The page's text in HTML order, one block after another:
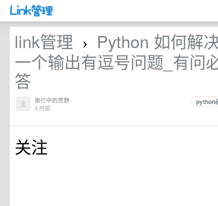
link管理 ›
Python 如何解
一个输出有逗号问题_有问
答
python
旅行中的荒野
3 月前
关注